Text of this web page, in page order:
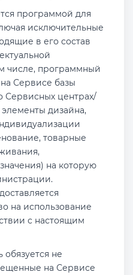
программой для
исключительные
в его состав
числе, программный
Сервисе базы
Сервисных центрах/
элементы дизайна,
товарные
на которую
на использование
с настоящим
обязуется не
на Сервисе